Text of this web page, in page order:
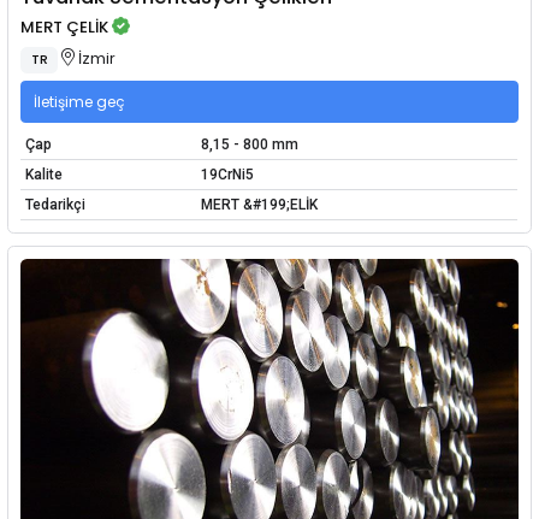
MERT ÇELİK
TR İzmir
İletişime geç
Çap
8,15 - 800 mm
Kalite
19CrNi5
Tedarikçi
MERT &#199;ELİK